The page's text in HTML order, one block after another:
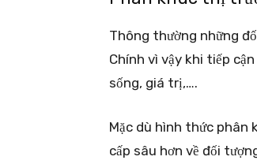
Thông thường những
Chính vì vậy khi tiếp
sống, giá trị,….
Mặc dù hình thức phân
cấp sâu hơn về đối